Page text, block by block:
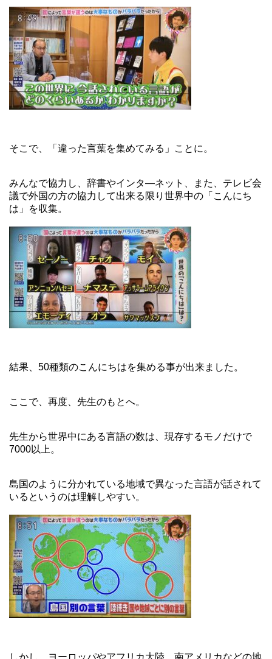
そこで、「違った言葉を集めてみる」ことに。
みんなで協力し、辞書やインタ―ネット、また、テレビ会
議で外国の方の協力して出来る限り世界中の「こんにち
は」を収集。
結果、50種類のこんにちはを集める事が出来ました。
ここで、再度、先生のもとへ。
先生から世界中にある言語の数は、現存するモノだけで
7000以上。
島国のように分かれている地域で異なった言語が話されて
いるというのは理解しやすい。
しかし、ヨーロッパやアフリカ大陸、南アメリカなどの地